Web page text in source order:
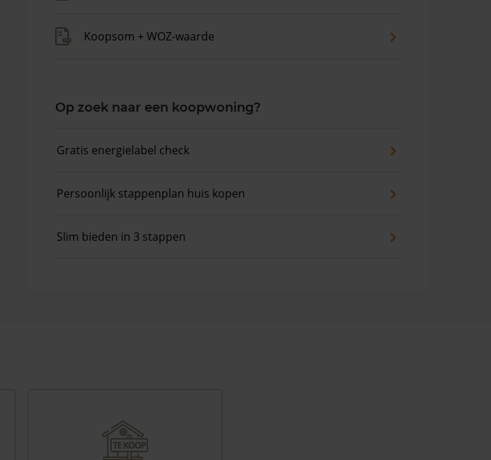
Koopsom + WOZ-waarde
Op zoek naar een koopwoning?
Gratis energielabel check
Persoonlijk stappenplan huis kopen
Slim bieden in 3 stappen